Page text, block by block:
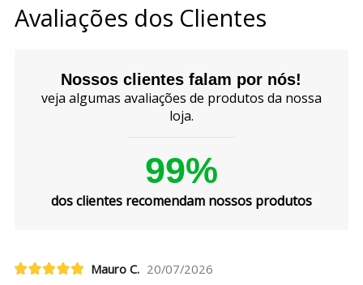
Avaliações dos Clientes
Nossos clientes falam por nós!
veja algumas avaliações de produtos da nossa
loja.
99%
dos clientes recomendam nossos produtos
Mauro C. 20/07/2026